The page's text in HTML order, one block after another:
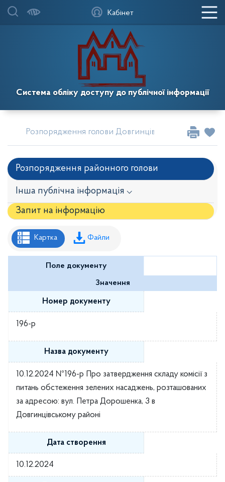
Система обліку доступу до публічної інформації
Кабінет
Розпорядження голови Довгинцівської районної в
Розпорядження районного голови
Інша публічна інформація ⌵
Запит на iнформацію
Рішення районної ради
Рішення виконавчого комітету
Розпорядження районного голови
Регуляторні акти
Проекти рішень районної ради
Проєкти рішень виконавчого комітету
Картка Файли
Поле документу
Значення
Номер документу
196-р
Назва документу
10.12.2024 №196-р Про затвердження складу комісії з
питань обстеження зелених насаджень, розташованих
за адресою: вул. Петра Дорошенка, 3 в
Довгинцівському районі
Дата створення
10.12.2024